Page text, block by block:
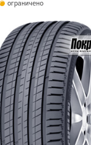
ограничено